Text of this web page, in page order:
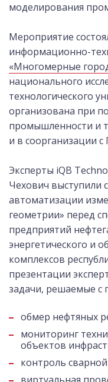
моделирования
Мероприятие
информационно-
«Многомерные
национального
технологического
организована при
промышленности и
и в соорганизации с
Эксперты iQB
Чехович выступили
автоматизации
геометрии» перед
предприятий
энергетического и
комплексов
презентации
задачи, решаемые
обмер нефтяных
мониторинг
объектов
контроль